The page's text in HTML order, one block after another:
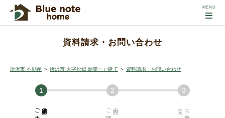
資料請求・お問い合わせ
所沢市 不動産 ＞ 所沢市 大字松郷 新築一戸建て ＞ 資料請求・お問い合わせ
必須項目の
ご入力 内容の
ご確認 お手続き